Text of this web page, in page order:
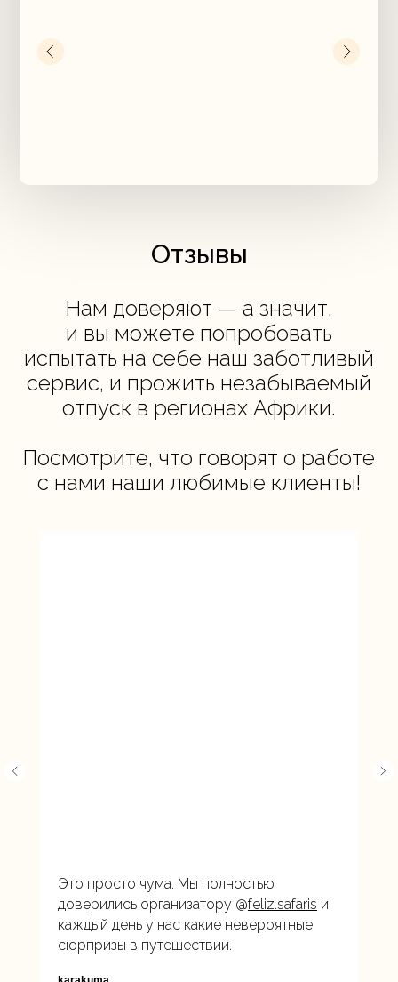
Отзывы
Нам доверяют — а значит,
и вы можете попробовать
испытать на себе наш заботливый
сервис, и прожить незабываемый
отпуск в регионах Африки.
Посмотрите, что говорят о работе
с нами наши любимые клиенты!
Это просто чума. Мы полностью
доверились организатору @feliz.safaris и
каждый день у нас какие невероятные
сюрпризы в путешествии.